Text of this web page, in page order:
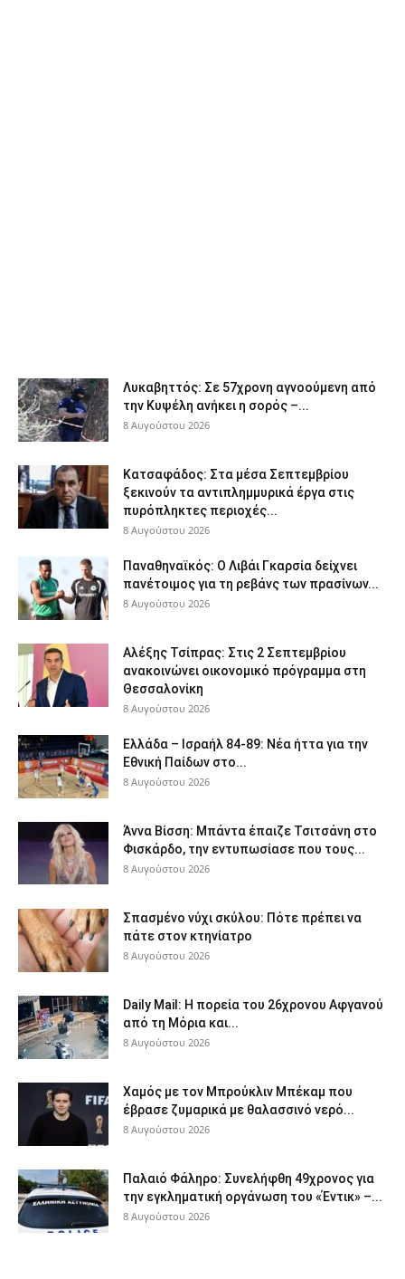
Λυκαβηττός: Σε 57χρονη αγνοούμενη από
την Κυψέλη ανήκει η σορός –...
8 Αυγούστου 2026
Κατσαφάδος: Στα μέσα Σεπτεμβρίου
ξεκινούν τα αντιπλημμυρικά έργα στις
πυρόπληκτες περιοχές...
8 Αυγούστου 2026
Παναθηναϊκός: Ο Λιβάι Γκαρσία δείχνει
πανέτοιμος για τη ρεβάνς των πρασίνων...
8 Αυγούστου 2026
Αλέξης Τσίπρας: Στις 2 Σεπτεμβρίου
ανακοινώνει οικονομικό πρόγραμμα στη
Θεσσαλονίκη
8 Αυγούστου 2026
Ελλάδα – Ισραήλ 84-89: Νέα ήττα για την
Εθνική Παίδων στο...
8 Αυγούστου 2026
Άννα Βίσση: Μπάντα έπαιζε Τσιτσάνη στο
Φισκάρδο, την εντυπωσίασε που τους...
8 Αυγούστου 2026
Σπασμένο νύχι σκύλου: Πότε πρέπει να
πάτε στον κτηνίατρο
8 Αυγούστου 2026
Daily Mail: Η πορεία του 26χρονου Αφγανού
από τη Μόρια και...
8 Αυγούστου 2026
Χαμός με τον Μπρούκλιν Μπέκαμ που
έβρασε ζυμαρικά με θαλασσινό νερό...
8 Αυγούστου 2026
Παλαιό Φάληρο: Συνελήφθη 49χρονος για
την εγκληματική οργάνωση του «Έντικ» –...
8 Αυγούστου 2026